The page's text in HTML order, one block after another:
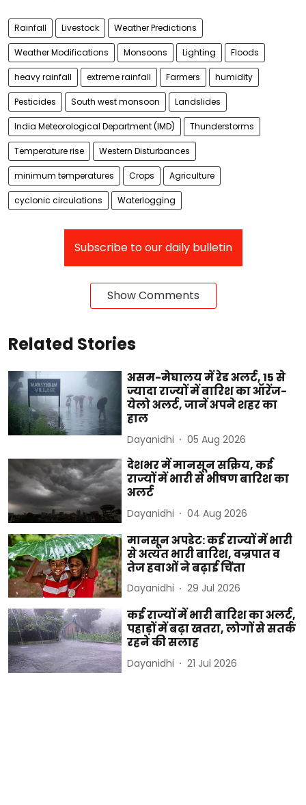
Rainfall Livestock Weather Predictions
Weather Modifications Monsoons Lighting Floods
heavy rainfall extreme rainfall Farmers humidity
Pesticides South west monsoon Landslides
India Meteorological Department (IMD) Thunderstorms
Temperature rise Western Disturbances
minimum temperatures Crops Agriculture
cyclonic circulations Waterlogging
Subscribe to our daily bulletin
Show Comments
Related Stories
असम-मेघालय में रेड अलर्ट, 15 से
ज्यादा राज्यों में बारिश का ऑरेंज-
येलो अलर्ट, जानें अपने शहर का
हाल
Dayanidhi 05 Aug 2026
देशभर में मानसून सक्रिय, कई
राज्यों में भारी से भीषण बारिश का
अलर्ट
Dayanidhi 04 Aug 2026
मानसून अपडेट: कई राज्यों में भारी
से अत्यंत भारी बारिश, वज्रपात व
तेज हवाओं ने बढ़ाई चिंता
Dayanidhi 29 Jul 2026
कई राज्यों में भारी बारिश का अलर्ट,
पहाड़ों में बढ़ा खतरा, लोगों से सतर्क
रहने की सलाह
Dayanidhi 21 Jul 2026